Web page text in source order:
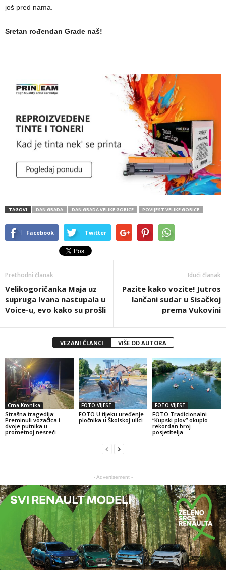
još pred nama.
Sretan rođendan Grade naš!
TAGOVI DAN GRADA DAN GRADA VELIKE GORICE POVIJEST VELIKE GORICE
Facebook Twitter
Prethodni članak
Velikogoričanka Maja uz
supruga Ivana nastupala u
Voice-u, evo kako su prošli
Idući članak
Pazite kako vozite! Jutros
lančani sudar u Sisačkoj
prema Vukovini
VEZANI ČLANCI VIŠE OD AUTORA
Crna Kronika
Strašna tragedija:
Preminuli vozačica i
dvoje putnika u
prometnoj nesreći
FOTO VIJEST
FOTO U tijeku uređenje
pločnika u Školskoj ulici
FOTO VIJEST
FOTO Tradicionalni
“Kupski plov” okupio
rekordan broj
posjetitelja
- Advertisement -